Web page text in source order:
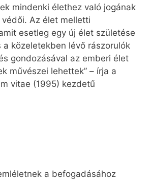
mindenki élethez való jogának
Az élet melletti
esetleg egy új élet születése
a közeletekben lévő rászorulók
gondozásával az emberi élet
művészei lehettek” – írja a
vitae (1995) kezdetű
a befogadásához